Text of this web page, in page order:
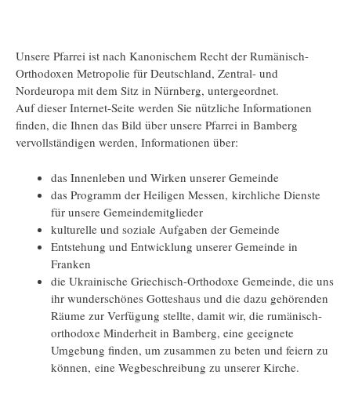
Unsere Pfarrei ist nach Kanonischem Recht der Rumänisch-
Orthodoxen Metropolie für Deutschland, Zentral- und
Nordeuropa mit dem Sitz in Nürnberg, untergeordnet.
Auf dieser Internet-Seite werden Sie nützliche Informationen
finden, die Ihnen das Bild über unsere Pfarrei in Bamberg
vervollständigen werden, Informationen über:
das Innenleben und Wirken unserer Gemeinde
das Programm der Heiligen Messen, kirchliche Dienste
für unsere Gemeindemitglieder
kulturelle und soziale Aufgaben der Gemeinde
Entstehung und Entwicklung unserer Gemeinde in
Franken
die Ukrainische Griechisch-Orthodoxe Gemeinde, die uns
ihr wunderschönes Gotteshaus und die dazu gehörenden
Räume zur Verfügung stellte, damit wir, die rumänisch-
orthodoxe Minderheit in Bamberg, eine geeignete
Umgebung finden, um zusammen zu beten und feiern zu
können, eine Wegbeschreibung zu unserer Kirche.